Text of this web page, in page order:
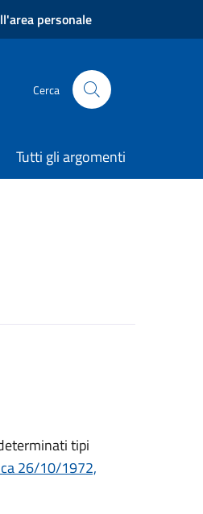
personale
Cerca
Tutti gli argomenti
tipi
26/10/1972,